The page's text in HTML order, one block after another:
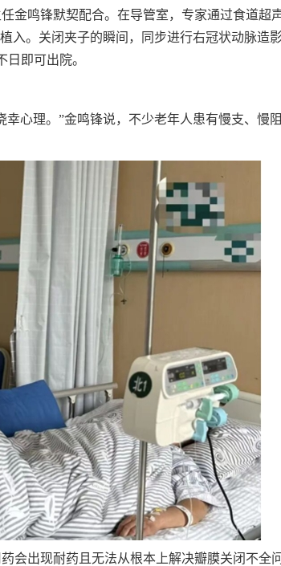
金鸣锋默契配合。在导管室，专家通过食道超
入。关闭夹子的瞬间，同步进行右冠状动脉造
即可出院。
心理。”金鸣锋说，不少老年人患有慢支、慢
会出现耐药且无法从根本上解决瓣膜关闭不全问